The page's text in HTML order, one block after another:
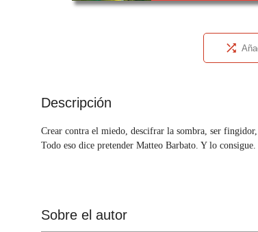
Descripción
Crear contra el miedo, descifrar la sombra, ser
Todo eso dice pretender Matteo Barbato. Y lo
Sobre el autor